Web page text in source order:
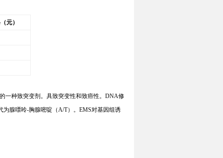
元）
一种致突变剂。具致突变性和致癌性。DNA修
为腺嘌呤-胸腺嘧啶（A/T）。EMS对基因组诱